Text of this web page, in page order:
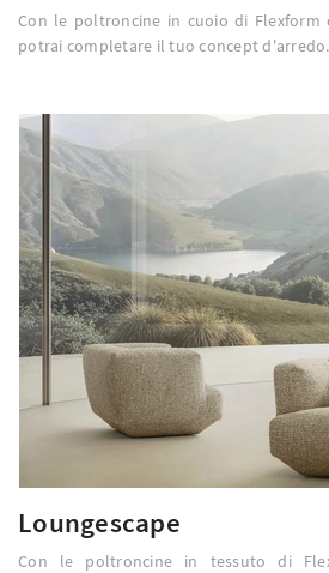
Con le poltroncine in cuoio di Flexform
potrai completare il tuo concept d'arredo.
Loungescape
Con le poltroncine in tessuto di